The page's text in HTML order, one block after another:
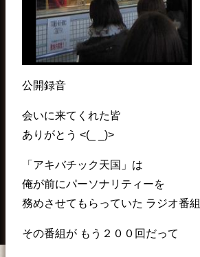
公開録音
会いに来てくれた皆
ありがとう <(_ _)>
「アキバチック天国」は
俺が前にパーソナリティーを
務めさせてもらっていた ラジオ番組
その番組が もう２００回だって